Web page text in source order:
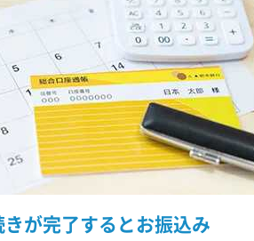
が完了するとお振込み